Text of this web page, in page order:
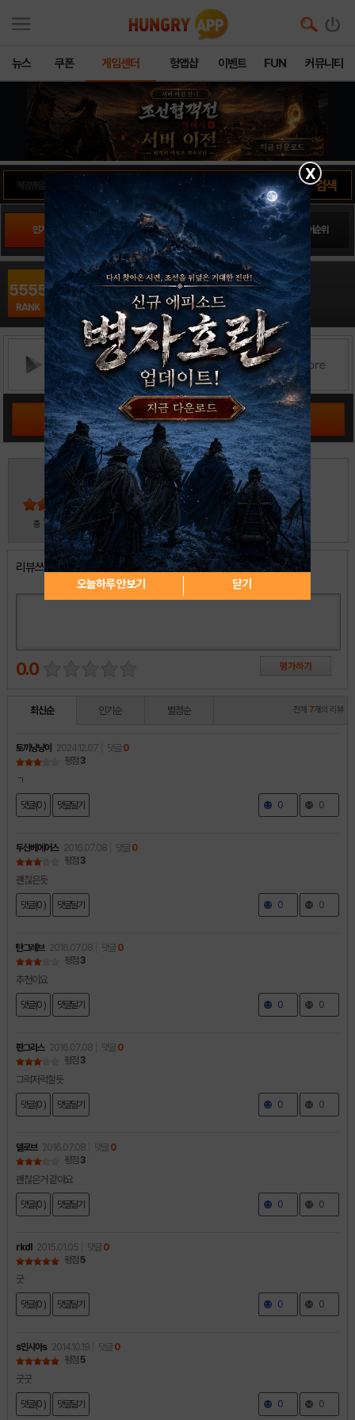
뉴스 쿠폰 게임센터 헝앱샵 이벤트 FUN 커뮤니티
인기게임 팬사이트순위 PLAY스토어순위 앱스토어순위
5555
RANK
라프16
RPG / 유니아나
출시일: 0000-00-00
공략 커뮤니티 바로가기
4
총 30 명 참여
5
리뷰쓰기
0.0
최신순 인기순 별점순 전체 7개의 리뷰
토끼냥냥이 2024.12.07 댓글 0
평점 3
ㄱ
댓글(0 ) 댓글달기 0 0
두산베에어스 2016.07.08 댓글 0
평점 3
괜찮은듯
댓글(0 ) 댓글달기 0 0
탄그레브 2016.07.08 댓글 0
평점 3
추천이요
댓글(0 ) 댓글달기 0 0
판그라스 2016.07.08 댓글 0
평점 3
그럭저럭할듯
댓글(0 ) 댓글달기 0 0
델로브 2016.07.08 댓글 0
평점 3
괜찮은거 같아요
댓글(0 ) 댓글달기 0 0
rkdl 2015.01.05 댓글 0
평점 5
굿
댓글(0 ) 댓글달기 0 0
s민시아s 2014.10.19 댓글 0
평점 5
굿굿
댓글(0 ) 댓글달기 0 0
X
오늘하루 안보기 닫기